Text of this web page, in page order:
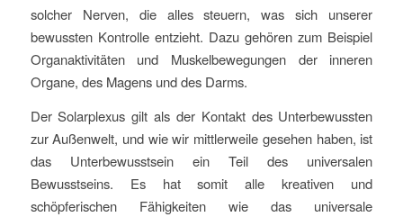
solcher Nerven, die alles steuern, was sich unserer
bewussten Kontrolle entzieht. Dazu gehören zum Beispiel
Organaktivitäten und Muskelbewegungen der inneren
Organe, des Magens und des Darms.
Der Solarplexus gilt als der Kontakt des Unterbewussten
zur Außenwelt, und wie wir mittlerweile gesehen haben, ist
das Unterbewusstsein ein Teil des universalen
Bewusstseins. Es hat somit alle kreativen und
schöpferischen Fähigkeiten wie das universale